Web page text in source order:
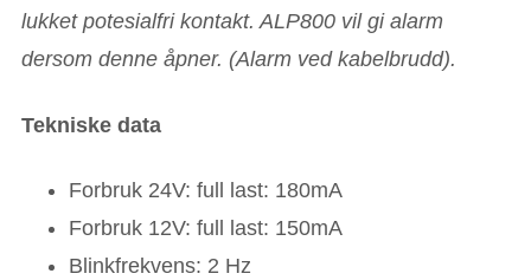
lukket potesialfri kontakt. ALP800 vil gi alarm
dersom denne åpner. (Alarm ved kabelbrudd).
Tekniske data
Forbruk 24V: full last: 180mA
Forbruk 12V: full last: 150mA
Blinkfrekvens: 2 Hz